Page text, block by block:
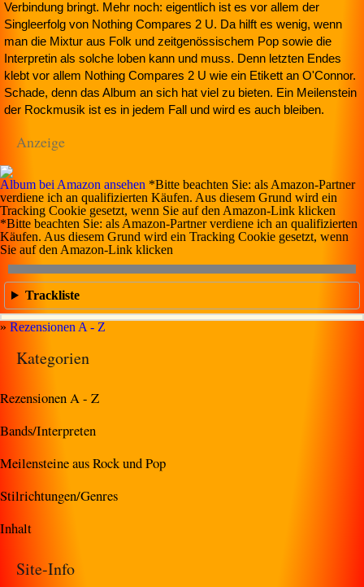
Verbindung bringt. Mehr noch: eigentlich ist es vor allem der
Singleerfolg von Nothing Compares 2 U. Da hilft es wenig, wenn
man die Mixtur aus Folk und zeitgenössischem Pop sowie die
Interpretin als solche loben kann und muss. Denn letzten Endes
klebt vor allem Nothing Compares 2 U wie ein Etikett an O'Connor.
Schade, denn das Album an sich hat viel zu bieten. Ein Meilenstein
der Rockmusik ist es in jedem Fall und wird es auch bleiben.
Anzeige
Album bei Amazon ansehen *Bitte beachten Sie: als Amazon-Partner
verdiene ich an qualifizierten Käufen. Aus diesem Grund wird ein
Tracking Cookie gesetzt, wenn Sie auf den Amazon-Link klicken
*Bitte beachten Sie: als Amazon-Partner verdiene ich an qualifizierten
Käufen. Aus diesem Grund wird ein Tracking Cookie gesetzt, wenn
Sie auf den Amazon-Link klicken
Trackliste
» Rezensionen A - Z
Kategorien
Rezensionen A - Z
Bands/Interpreten
Meilensteine aus Rock und Pop
Stilrichtungen/Genres
Inhalt
Site-Info